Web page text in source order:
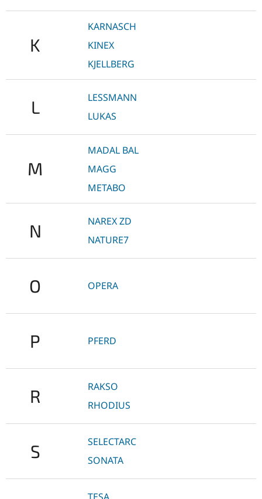
K
KARNASCH
KINEX
KJELLBERG
L
LESSMANN
LUKAS
M
MADAL BAL
MAGG
METABO
N
NAREX ZD
NATURE7
O OPERA
P PFERD
R
RAKSO
RHODIUS
S
SELECTARC
SONATA